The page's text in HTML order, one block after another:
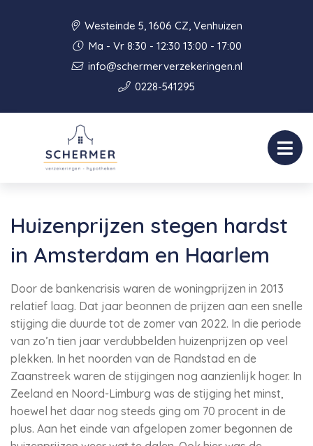
Westeinde 5, 1606 CZ, Venhuizen
Ma - Vr 8:30 - 12:30 13:00 - 17:00
info@schermerverzekeringen.nl
0228-541295
Huizenprijzen stegen hardst
in Amsterdam en Haarlem
Door de bankencrisis waren de woningprijzen in 2013
relatief laag. Dat jaar beonnen de prijzen aan een snelle
stijging die duurde tot de zomer van 2022. In die periode
van zo’n tien jaar verdubbelden huizenprijzen op veel
plekken. In het noorden van de Randstad en de
Zaanstreek waren de stijgingen nog aanzienlijk hoger. In
Zeeland en Noord-Limburg was de stijging het minst,
hoewel het daar nog steeds ging om 70 procent in de
plus. Aan het einde van afgelopen zomer begonnen de